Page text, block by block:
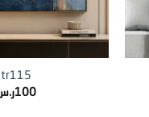
tr115
100